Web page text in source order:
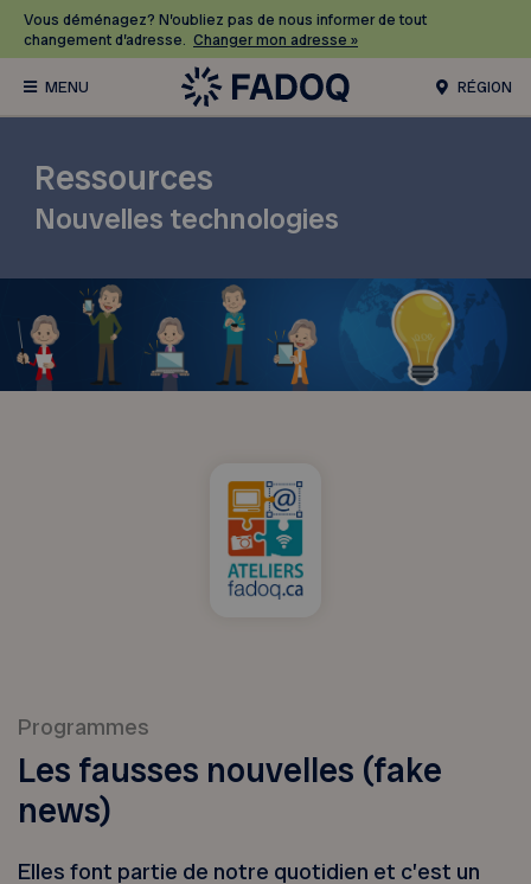
Vous déménagez? N’oubliez pas de nous informer de tout
changement d’adresse. Changer mon adresse »
RÉGION
Ressources
Nouvelles technologies
Programmes
Les fausses nouvelles (fake
news)
Elles font partie de notre quotidien et c’est un